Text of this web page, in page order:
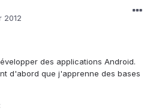
2012
des applications Android.
d'abord que j'apprenne des bases